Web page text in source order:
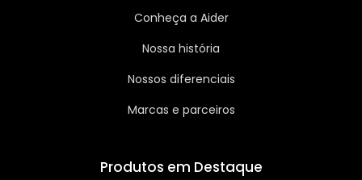
Conheça a Aider
Nossa história
Nossos diferenciais
Marcas e parceiros
Produtos em Destaque